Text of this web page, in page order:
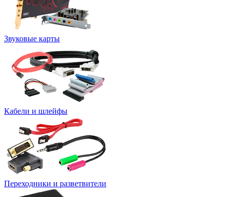
Звуковые карты
Кабели и шлейфы
Переходники и разветвители